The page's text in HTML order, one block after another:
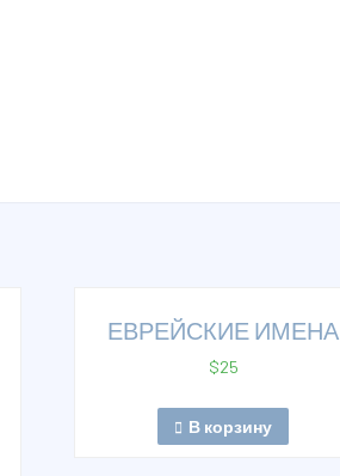
ЕВРЕЙСКИЕ ИМЕНА
$25
В корзину